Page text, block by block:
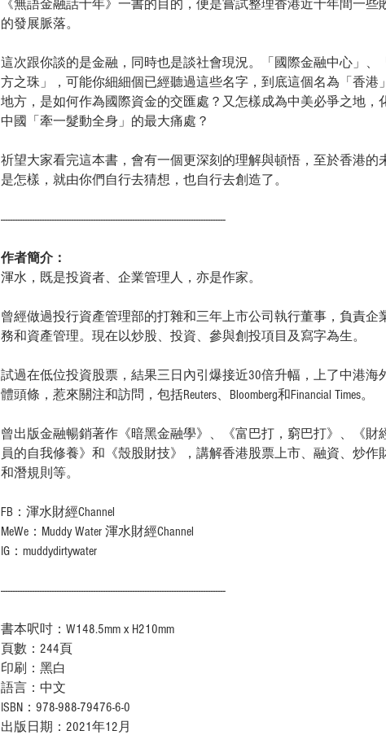
《無語金融話十年》一書的目的，便是嘗試整理香港近十年間一些
的發展脈落。
這次跟你談的是金融，同時也是談社會現況。「國際金融中心」、
方之珠」，可能你細細個已經聽過這些名字，到底這個名為「香港
地方，是如何作為國際資金的交匯處？又怎樣成為中美必爭之地，
中國「牽一髮動全身」的最大痛處？
祈望大家看完這本書，會有一個更深刻的理解與頓悟，至於香港的
是怎樣，就由你們自行去猜想，也自行去創造了。
--------------------------------------------------------------------------------------------
作者簡介：
渾水，既是投資者、企業管理人，亦是作家。
曾經做過投行資產管理部的打雜和三年上市公司執行董事，負責企
務和資產管理。現在以炒股、投資、參與創投項目及寫字為生。
試過在低位投資股票，結果三日內引爆接近30倍升幅，上了中港海
體頭條，惹來關注和訪問，包括Reuters、Bloomberg和Financial Times。
曾出版金融暢銷著作《暗黑金融學》、《富巴打，窮巴打》、《財
員的自我修養》和《殼股財技》，講解香港股票上市、融資、炒作
和潛規則等。
FB ：渾水財經Channel
MeWe ： Muddy Water 渾水財經Channel
IG ： muddydirtywater
--------------------------------------------------------------------------------------------
書本呎吋：W148.5mm x H210mm
頁數：244頁
印刷：黑白
語言：中文
ISBN：978-988-79476-6-0
出版日期：2021年12月